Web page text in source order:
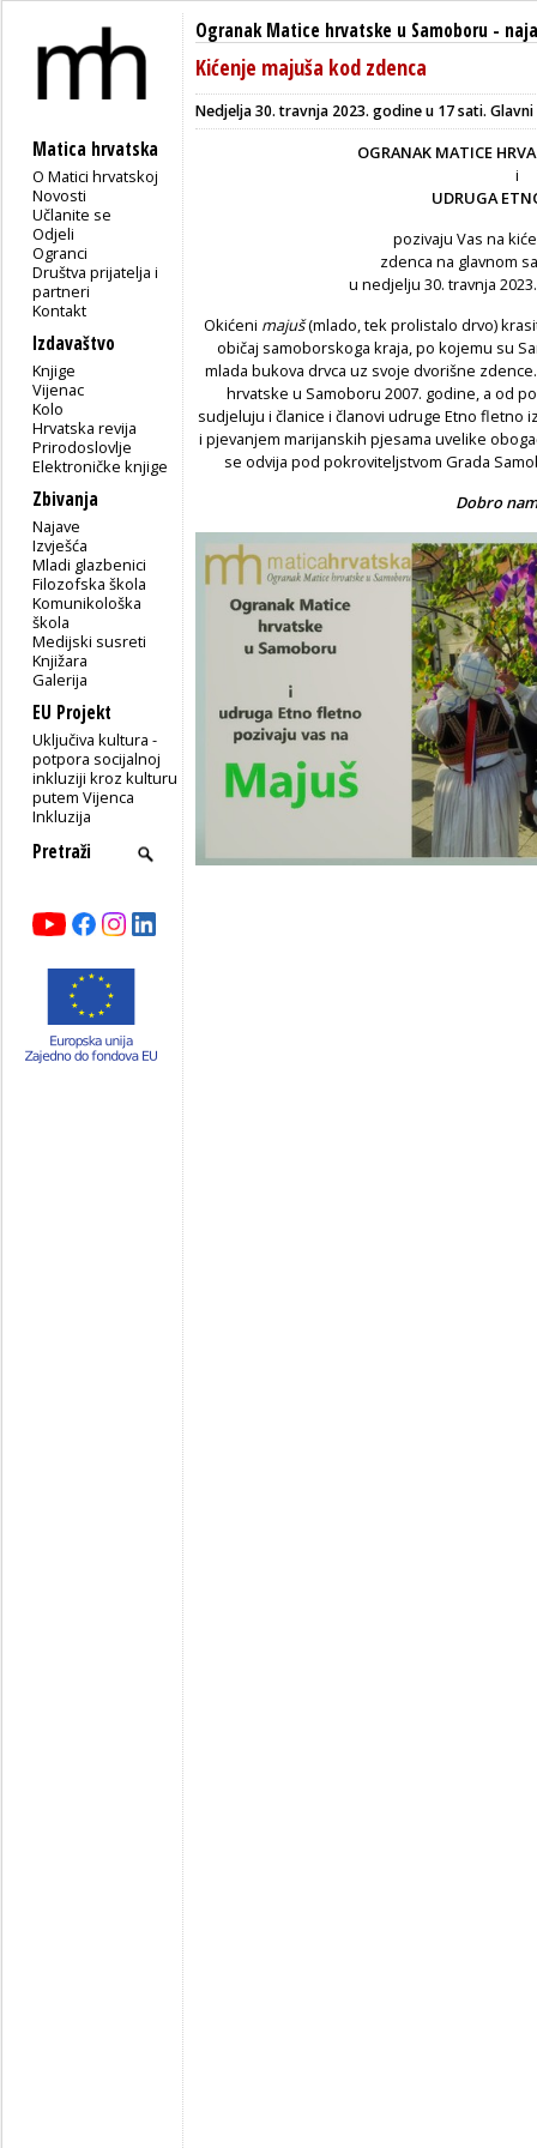
Matica hrvatska
O Matici hrvatskoj
Novosti
Učlanite se
Odjeli
Ogranci
Društva prijatelja i
partneri
Kontakt
Izdavaštvo
Knjige
Vijenac
Kolo
Hrvatska revija
Prirodoslovlje
Elektroničke knjige
Zbivanja
Najave
Izvješća
Mladi glazbenici
Filozofska škola
Komunikološka
škola
Medijski susreti
Knjižara
Galerija
EU Projekt
Uključiva kultura -
potpora socijalnoj
inkluziji kroz kulturu
putem Vijenca
Inkluzija
Ogranak Matice hrvatske u Samoboru -
Kićenje majuša kod zdenca
Nedjelja 30. travnja 2023. godine u 17 sati.
OGRANAK MATICE
i
UDRUGA
pozivaju Vas na
zdenca na glavnom
u nedjelju 30. travnja
Okićeni majuš(mlado, tek prolistalo drvo)
običaj samoborskoga kraja, po kojemu su
mlada bukova drvca uz svoje dvorišne
hrvatske u Samoboru 2007. godine, a od
sudjeluju i članice i članovi udruge Etno fletno
i pjevanjem marijanskih pjesama uvelike
se odvija pod pokroviteljstvom Grada
Dobro